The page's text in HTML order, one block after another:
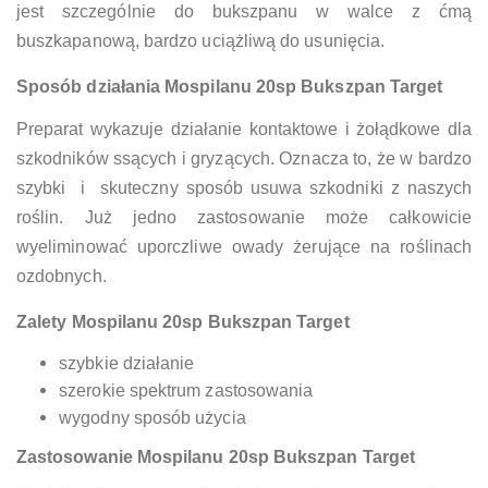
jest szczególnie do bukszpanu w walce z ćmą
buszkapanową, bardzo uciążliwą do usunięcia.
Sposób działania Mospilanu 20sp Bukszpan Target
Preparat wykazuje działanie kontaktowe i żołądkowe dla
szkodników ssących i gryzących. Oznacza to, że w bardzo
szybki i skuteczny sposób usuwa szkodniki z naszych
roślin. Już jedno zastosowanie może całkowicie
wyeliminować uporczliwe owady żerujące na roślinach
ozdobnych.
Zalety Mospilanu 20sp Bukszpan Target
szybkie działanie
szerokie spektrum zastosowania
wygodny sposób użycia
Zastosowanie Mospilanu 20sp Bukszpan Target